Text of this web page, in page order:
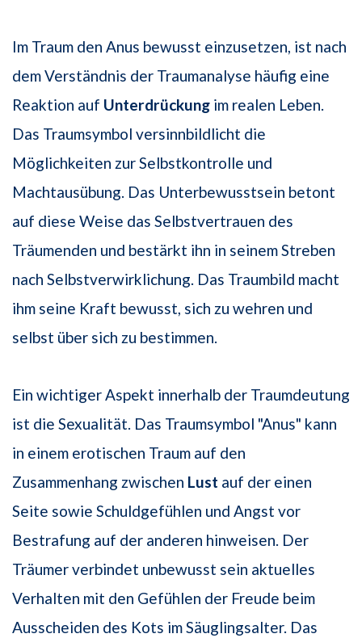
Im Traum den Anus bewusst einzusetzen, ist nach
dem Verständnis der Traumanalyse häufig eine
Reaktion auf Unterdrückung im realen Leben.
Das Traumsymbol versinnbildlicht die
Möglichkeiten zur Selbstkontrolle und
Machtausübung. Das Unterbewusstsein betont
auf diese Weise das Selbstvertrauen des
Träumenden und bestärkt ihn in seinem Streben
nach Selbstverwirklichung. Das Traumbild macht
ihm seine Kraft bewusst, sich zu wehren und
selbst über sich zu bestimmen.
Ein wichtiger Aspekt innerhalb der Traumdeutung
ist die Sexualität. Das Traumsymbol "Anus" kann
in einem erotischen Traum auf den
Zusammenhang zwischen Lust auf der einen
Seite sowie Schuldgefühlen und Angst vor
Bestrafung auf der anderen hinweisen. Der
Träumer verbindet unbewusst sein aktuelles
Verhalten mit den Gefühlen der Freude beim
Ausscheiden des Kots im Säuglingsalter. Das